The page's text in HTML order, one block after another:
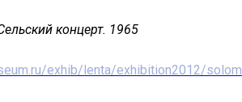
концерт. 1965
exhib/lenta/exhibition2012/